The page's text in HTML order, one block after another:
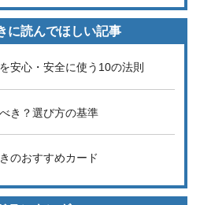
に読んでほしい記事
安心・安全に使う10の法則
き？選び方の基準
のおすすめカード